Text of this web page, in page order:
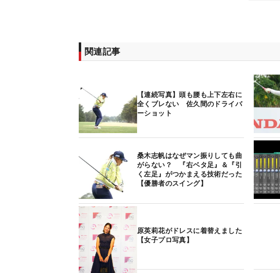
関連記事
【連続写真】頭も腰も上下左右に
全くブレない 佐久間のドライバ
ーショット
桑木志帆はなぜマン振りしても曲
がらない？ 『右ベタ足』＆『引
く左足』がつかまえる技術だった
【優勝者のスイング】
原英莉花がドレスに着替えました
【女子プロ写真】